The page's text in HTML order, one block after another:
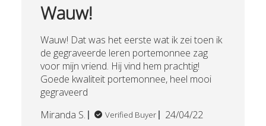
Wauw!
Wauw! Dat was het eerste wat ik zei toen ik
de gegraveerde leren portemonnee zag
voor mijn vriend. Hij vind hem prachtig!
Goede kwaliteit portemonnee, heel mooi
gegraveerd
Miranda S.
Verified Buyer
Published
24/04/22